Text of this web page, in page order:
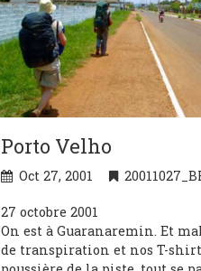
Porto Velho
Oct 27, 2001
27 octobre 2001
On est à Guaranaremin. Et
de transpiration et nos T-